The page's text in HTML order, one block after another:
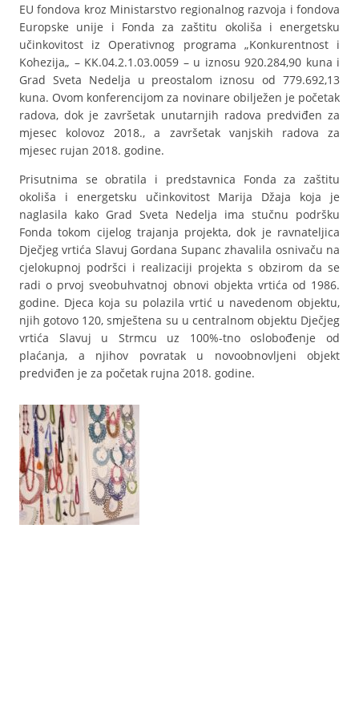
EU fondova kroz Ministarstvo regionalnog razvoja i fondova
Europske unije i Fonda za zaštitu okoliša i energetsku
učinkovitost iz Operativnog programa „Konkurentnost i
Kohezija„ – KK.04.2.1.03.0059 – u iznosu 920.284,90 kuna i
Grad Sveta Nedelja u preostalom iznosu od 779.692,13
kuna. Ovom konferencijom za novinare obilježen je početak
radova, dok je završetak unutarnjih radova predviđen za
mjesec kolovoz 2018., a završetak vanjskih radova za
mjesec rujan 2018. godine.
Prisutnima se obratila i predstavnica Fonda za zaštitu
okoliša i energetsku učinkovitost Marija Džaja koja je
naglasila kako Grad Sveta Nedelja ima stučnu podršku
Fonda tokom cijelog trajanja projekta, dok je ravnateljica
Dječjeg vrtića Slavuj Gordana Supanc zhavalila osnivaču na
cjelokupnoj podršci i realizaciji projekta s obzirom da se
radi o prvoj sveobuhvatnoj obnovi objekta vrtića od 1986.
godine. Djeca koja su polazila vrtić u navedenom objektu,
njih gotovo 120, smještena su u centralnom objektu Dječjeg
vrtića Slavuj u Strmcu uz 100%-tno oslobođenje od
plaćanja, a njihov povratak u novoobnovljeni objekt
predviđen je za početak rujna 2018. godine.